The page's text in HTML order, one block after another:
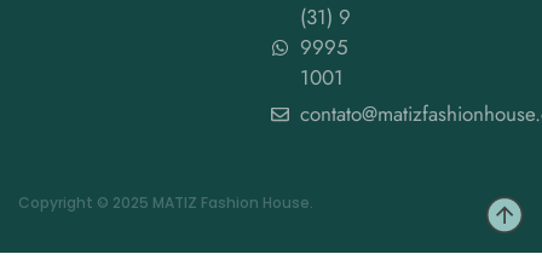
(31) 9
9995
1001
Copyright © 2025 MATIZ Fashion House.